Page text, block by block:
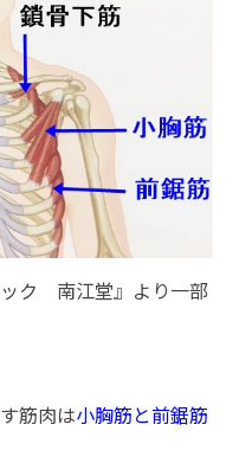
ック 南江堂』より一部
筋肉は小胸筋と前鋸筋